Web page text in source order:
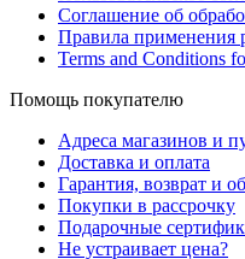
Соглашение об
Правила применения
Terms and Conditions
Помощь покупателю
Адреса магазинов и
Доставка и оплата
Гарантия, возврат и
Покупки в рассрочку
Подарочные
Не устраивает цена?